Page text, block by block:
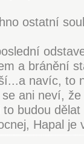
ostatní
a bránění
navíc, to
se ani neví,
to budou
Hapal je